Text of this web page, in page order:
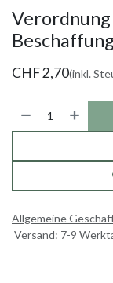
CHF2,70(inkl.
Allgemeine
Versand: 7-9